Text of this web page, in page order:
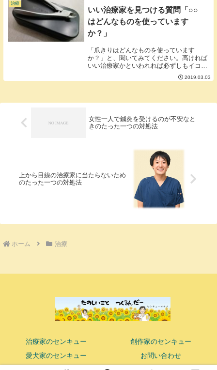
治療
いい治療家を見つける質問「○○
はどんなものを使っています
か？」
「爪きりはどんなものを使っています
か？」と、聞いてみてください。高ければ
いい治療家かといわれれば必ずしもイコー
ルではありませんが治療家にとって手は商
売道具になります。手のメンテナンスの基
2019.03.03
女性一人で鍼灸を受けるのが不安なと
きのたった一つの対処法
上から目線の治療家に当たらないため
のたった一つの対処法
ホーム 治療
治療家のセンキュー
創作家のセンキュー
愛犬家のセンキュー
お問い合わせ